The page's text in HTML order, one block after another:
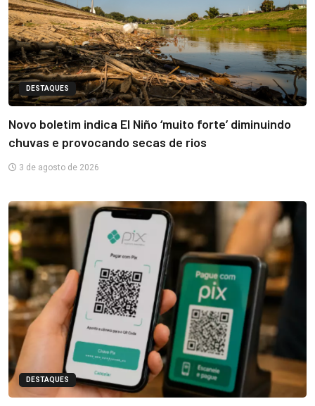
DESTAQUES
Novo boletim indica El Niño ‘muito forte’ diminuindo
chuvas e provocando secas de rios
3 de agosto de 2026
DESTAQUES